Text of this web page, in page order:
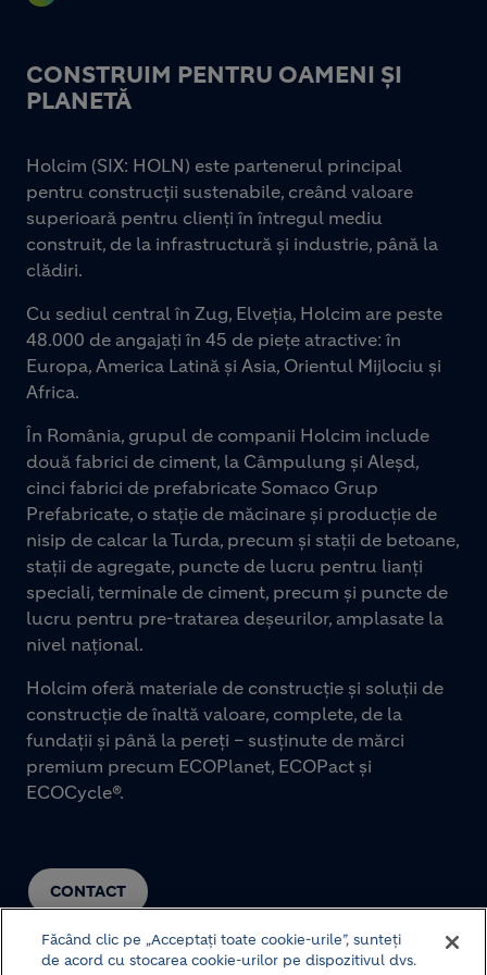
CONSTRUIM PENTRU OAMENI ȘI
PLANETĂ
CONTACT
Holcim (SIX: HOLN) este partenerul principal
pentru construcții sustenabile, creând valoare
superioară pentru clienți în întregul mediu
construit, de la infrastructură și industrie, până la
clădiri.
Cu sediul central în Zug, Elveția, Holcim are peste
48.000 de angajați în 45 de piețe atractive: în
Europa, America Latină și Asia, Orientul Mijlociu și
Africa.
În România, grupul de companii Holcim include
două fabrici de ciment, la Câmpulung și Aleșd,
cinci fabrici de prefabricate Somaco Grup
Prefabricate, o stație de măcinare și producție de
nisip de calcar la Turda, precum și stații de betoane,
stații de agregate, puncte de lucru pentru lianți
speciali, terminale de ciment, precum și puncte de
lucru pentru pre-tratarea deșeurilor, amplasate la
nivel național.
Holcim oferă materiale de construcție și soluții de
construcție de înaltă valoare, complete, de la
fundații și până la pereți – susținute de mărci
premium precum ECOPlanet, ECOPact și
ECOCycle®.
Făcând clic pe „Acceptați toate cookie-urile”, sunteți
de acord cu stocarea cookie-urilor pe dispozitivul dvs.